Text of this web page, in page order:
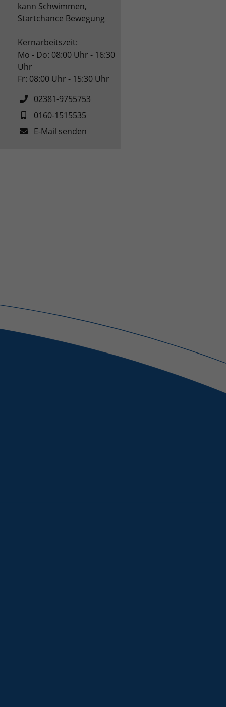
kann Schwimmen,
Startchance Bewegung
Kernarbeitszeit:
Mo - Do: 08:00 Uhr - 16:30
Uhr
Fr: 08:00 Uhr - 15:30 Uhr
02381-9755753
0160-1515535
E-Mail senden